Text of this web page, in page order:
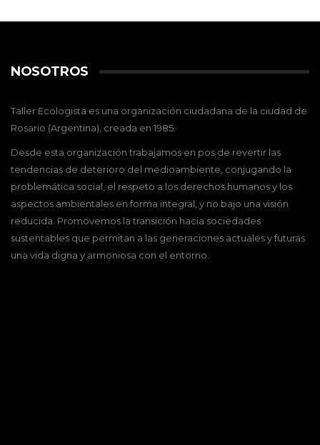
NOSOTROS
Taller Ecologista es una organización ciudadana de la ciudad de
Rosario (Argentina), creada en 1985.
Desde esta organización trabajamos en pos de revertir las
tendencias de deterioro del medioambiente, conjugando la
problemática social, el respeto a los derechos humanos y los
aspectos ambientales en forma integral, y no bajo una visión
reducida. Promovemos la transición hacia sociedades
sustentables que permitan a las generaciones actuales y futuras
una vida digna y armoniosa con el entorno.